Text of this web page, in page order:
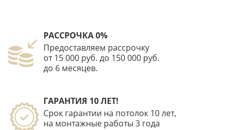
РАССРОЧКА 0%
Предоставляем рассрочку
от 15 000 руб. до 150 000 руб.
до 6 месяцев.
ГАРАНТИЯ 10 ЛЕТ!
Срок гарантии на потолок 10 лет,
на монтажные работы 3 года